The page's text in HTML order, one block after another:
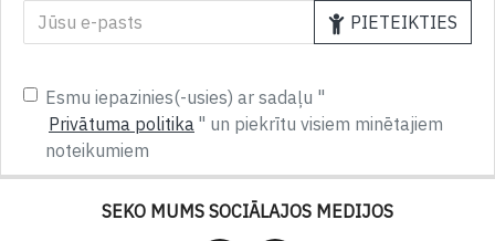
PIETEIKTIES
Esmu iepazinies(-usies) ar sadaļu "
Privātuma politika " un piekrītu visiem minētajiem
noteikumiem
SEKO MUMS SOCIĀLAJOS MEDIJOS